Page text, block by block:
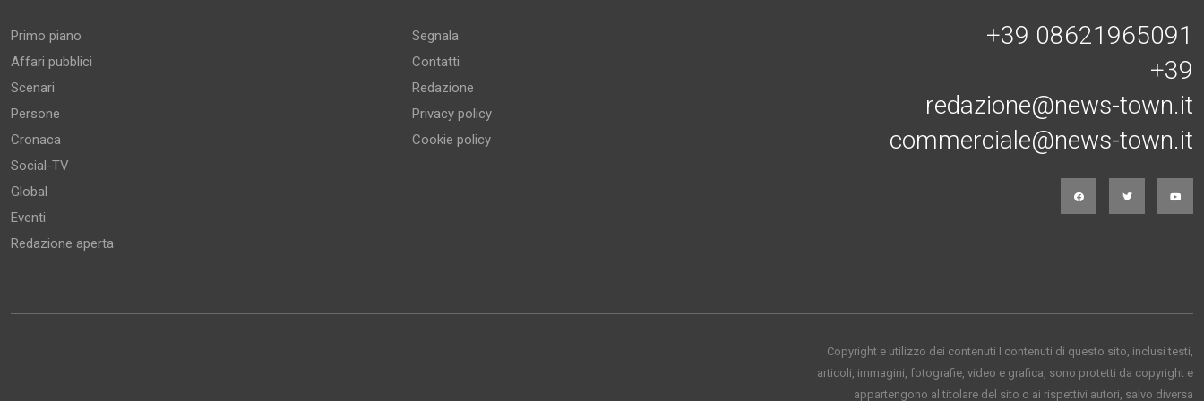
Primo piano
Affari pubblici
Scenari
Persone
Cronaca
Social-TV
Global
Eventi
Redazione aperta
Segnala
Contatti
Redazione
Privacy policy
Cookie policy
+39 08621965091
+39
redazione@news-town.it
commerciale@news-town.it
Copyright e utilizzo dei contenuti I contenuti di questo sito, inclusi testi,
articoli, immagini, fotografie, video e grafica, sono protetti da copyright e
appartengono al titolare del sito o ai rispettivi autori, salvo diversa